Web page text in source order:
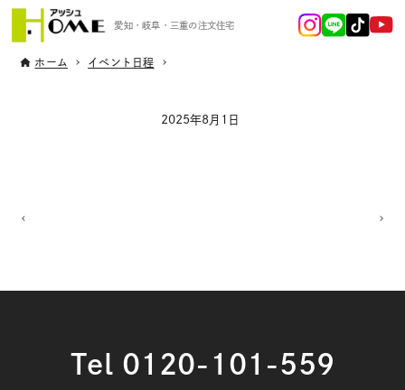
愛知・岐阜・三重の注文住宅
ホーム イベント日程
2025年8月1日
Tel 0120-101-559